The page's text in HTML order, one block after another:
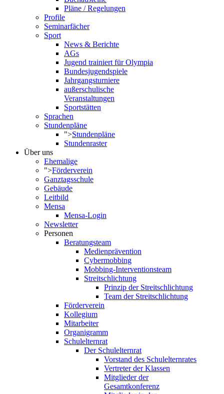
Pläne / Regelungen
Profile
Seminarfächer
Sport
News & Berichte
AGs
Jugend trainiert für Olympia
Bundesjugendspiele
Jahrgangsturniere
außerschulische
Veranstaltungen
Sportstätten
Sprachen
Stundenpläne
">Stundenpläne
Stundenraster
Über uns
Ehemalige
">Förderverein
Ganztagsschule
Gebäude
Leitbild
Mensa
Mensa-Login
Newsletter
Personen
Beratungsteam
Medienprävention
Cybermobbing
Mobbing-Interventionsteam
Streitschlichtung
Prinzip der Streitschlichtung
Team der Streitschlichtung
Förderverein
Kollegium
Mitarbeiter
Organigramm
Schulelternrat
Der Schulelternrat
Vorstand des Schulelternrates
Vertreter der Klassen
Mitglieder der
Gesamtkonferenz